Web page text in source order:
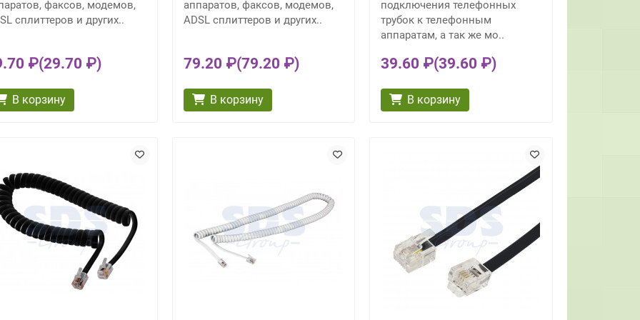
факсов, модемов,
сплиттеров и других..
₽(29.70 ₽)
В корзину
аппаратов, факсов, модемов,
ADSL сплиттеров и других..
79.20 ₽(79.20 ₽)
В корзину
подключения телефонных
трубок к телефонным
аппаратам, а так же мо..
39.60 ₽(39.60 ₽)
В корзину